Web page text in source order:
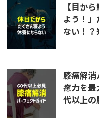
【目か
よう！
ない！
膝痛解消
癒力を最
代以上の